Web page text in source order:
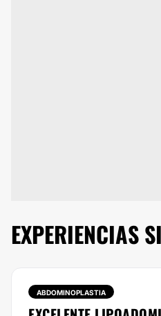
EXPERIENCIAS
ABDOMINOPLASTIA